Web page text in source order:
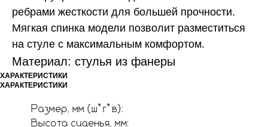
ребрами жесткости для большей прочности.
Мягкая спинка модели позволит разместиться
на стуле с максимальным комфортом.
Материал: стулья из фанеры
ХАРАКТЕРИСТИКИ
ХАРАКТЕРИСТИКИ